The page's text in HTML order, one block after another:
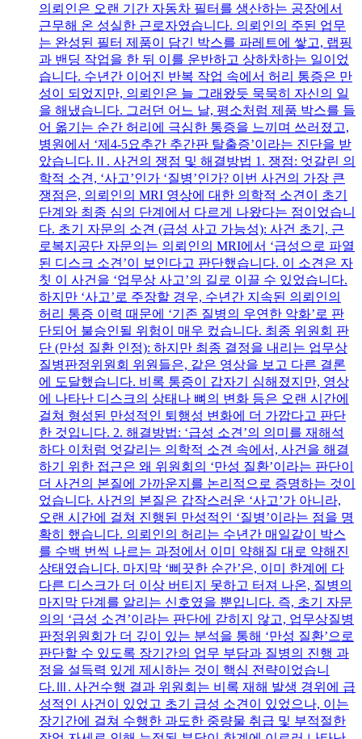
의뢰인은 오랜 기간 자동차 필터를 생산하는 공장에서
근무해 온 성실한 근로자였습니다. 의뢰인의 주된 업무
는 완성된 필터 제품이 담긴 박스를 파레트에 쌓고, 랩핑
과 밴딩 작업을 한 뒤 이를 운반하고 상하차하는 일이었
습니다. 수년간 이어진 반복 작업 속에서 허리 통증은 만
성이 되었지만, 의뢰인은 늘 그래왔듯 묵묵히 자신의 일
을 해냈습니다. 그러던 어느 날, 평소처럼 제품 박스를 들
어 옮기는 순간 허리에 극심한 통증을 느끼며 쓰러졌고,
병원에서 ‘제4-5요추간 추간판 탈출증’이라는 진단을 받
았습니다.Ⅱ. 사건의 쟁점 및 해결방법 1. 쟁점: 엇갈린 의
학적 소견, ‘사고’인가 ‘질병’인가? 이번 사건의 가장 큰
쟁점은, 의뢰인의 MRI 영상에 대한 의학적 소견이 초기
단계와 최종 심의 단계에서 다르게 나왔다는 점이었습니
다. 초기 자문의 소견 (급성 사고 가능성): 사건 초기, 근
로복지공단 자문의는 의뢰인의 MRI에서 ‘급성으로 파열
된 디스크 소견’이 보인다고 판단했습니다. 이 소견은 자
칫 이 사건을 ‘업무상 사고’의 길로 이끌 수 있었습니다.
하지만 ‘사고’로 주장할 경우, 수년간 지속된 의뢰인의
허리 통증 이력 때문에 ‘기존 질병의 우연한 악화’로 판
단되어 불승인될 위험이 매우 컸습니다. 최종 위원회 판
단 (만성 질환 인정): 하지만 최종 결정을 내리는 업무상
질병판정위원회 위원들은, 같은 영상을 보고 다른 결론
에 도달했습니다. 비록 통증이 갑자기 심해졌지만, 영상
에 나타난 디스크의 상태나 뼈의 변화 등은 오랜 시간에
걸쳐 형성된 만성적인 퇴행성 변화에 더 가깝다고 판단
한 것입니다. 2. 해결방법: ‘급성 소견’의 의미를 재해석
하다 이처럼 엇갈리는 의학적 소견 속에서, 사건을 해결
하기 위한 접근은 왜 위원회의 ‘만성 질환’이라는 판단이
더 사건의 본질에 가까운지를 논리적으로 증명하는 것이
었습니다. 사건의 본질은 갑작스러운 ‘사고’가 아니라,
오랜 시간에 걸쳐 진행된 만성적인 ‘질병’이라는 점을 명
확히 했습니다. 의뢰인의 허리는 수년간 매일같이 박스
를 수백 번씩 나르는 과정에서 이미 약해질 대로 약해진
상태였습니다. 마지막 ‘삐끗한 순간’은, 이미 한계에 다
다른 디스크가 더 이상 버티지 못하고 터져 나온, 질병의
마지막 단계를 알리는 신호였을 뿐입니다. 즉, 초기 자문
의의 ‘급성 소견’이라는 판단에 갇히지 않고, 업무상질병
판정위원회가 더 깊이 있는 분석을 통해 ‘만성 질환’으로
판단할 수 있도록 장기간의 업무 부담과 질병의 진행 과
정을 설득력 있게 제시하는 것이 핵심 전략이었습니
다.Ⅲ. 사건수행 결과 위원회는 비록 재해 발생 경위에 급
성적인 사건이 있었고 초기 급성 소견이 있었으나, 이는
장기간에 걸쳐 수행한 과도한 중량물 취급 및 부적절한